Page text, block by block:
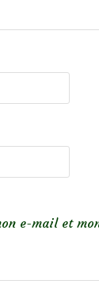
e-mail et